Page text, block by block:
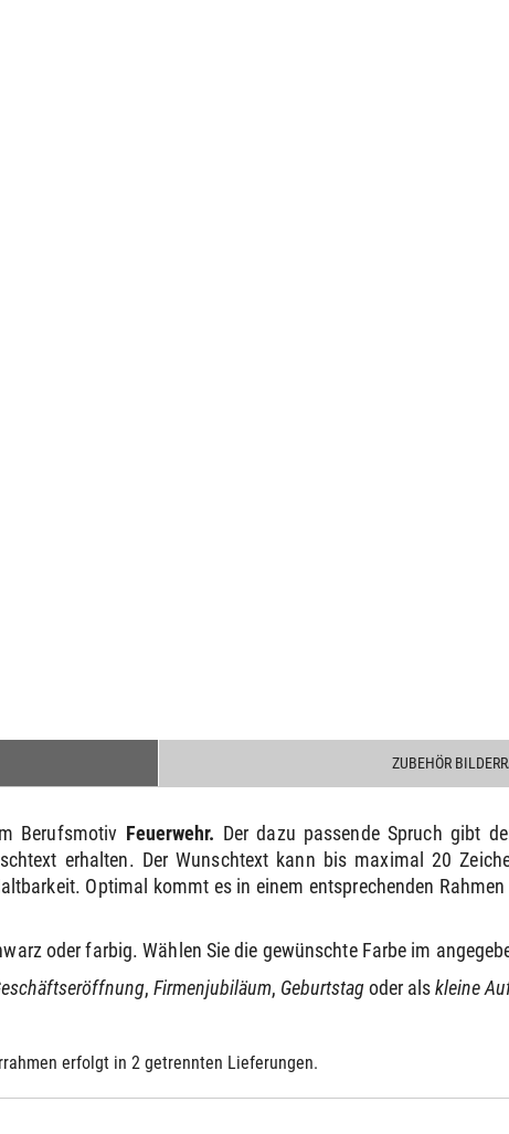
ZUBEHÖR
Berufsmotiv Feuerwehr. Der dazu passende Spruch gibt
erhalten. Der Wunschtext kann bis maximal 20
Optimal kommt es in einem entsprechenden
oder farbig. Wählen Sie die gewünschte Farbe im
, Firmenjubiläum, Geburtstagoder alskleine
erfolgt in 2 getrennten Lieferungen.